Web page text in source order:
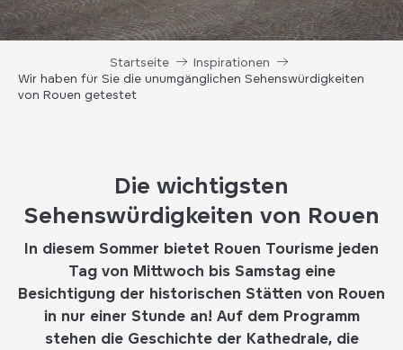
Startseite
Inspirationen
Wir haben für Sie die unumgänglichen Sehenswürdigkeiten
von Rouen getestet
Die wichtigsten
Sehenswürdigkeiten von Rouen
In diesem Sommer bietet Rouen Tourisme jeden
Tag von Mittwoch bis Samstag eine
Besichtigung der historischen Stätten von Rouen
in nur einer Stunde an! Auf dem Programm
stehen die Geschichte der Kathedrale, die